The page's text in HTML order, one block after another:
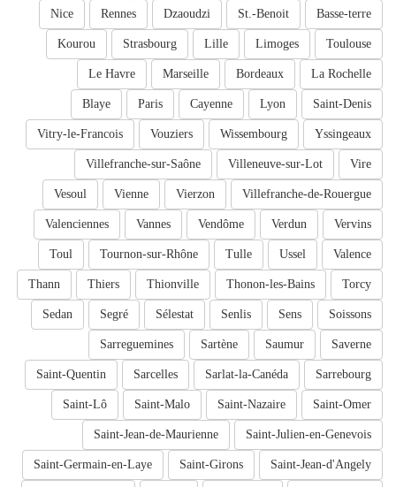
Basse-terre
St.-Benoit
Dzaoudzi
Rennes
Nice
Toulouse
Limoges
Lille
Strasbourg
Kourou
La Rochelle
Bordeaux
Marseille
Le Havre
Saint-Denis
Lyon
Cayenne
Paris
Blaye
Yssingeaux
Wissembourg
Vouziers
Vitry-le-Francois
Vire
Villeneuve-sur-Lot
Villefranche-sur-Saône
Villefranche-de-Rouergue
Vierzon
Vienne
Vesoul
Vervins
Verdun
Vendôme
Vannes
Valenciennes
Valence
Ussel
Tulle
Tournon-sur-Rhône
Toul
Torcy
Thonon-les-Bains
Thionville
Thiers
Thann
Soissons
Sens
Senlis
Sélestat
Segré
Sedan
Saverne
Saumur
Sartène
Sarreguemines
Sarrebourg
Sarlat-la-Canéda
Sarcelles
Saint-Quentin
Saint-Omer
Saint-Nazaire
Saint-Malo
Saint-Lô
Saint-Julien-en-Genevois
Saint-Jean-de-Maurienne
Saint-Jean-d'Angely
Saint-Girons
Saint-Germain-en-Laye